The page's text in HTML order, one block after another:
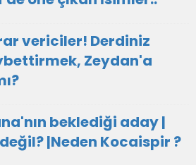
vericiler! Derdiniz
Zeydan'a
beklediği aday |
|Neden Kocaispir ?